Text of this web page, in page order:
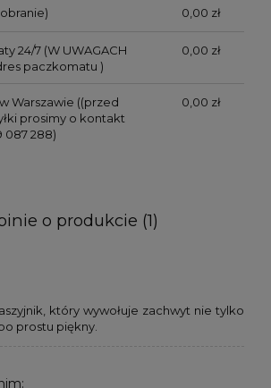
0,00 zł
24/7(W UWAGACH
paczkomatu )
0,00 zł
Warszawie ((przed
prosimy o kontakt
087 288)
0,00 zł
o produkcie (1)
który wywołuje zachwyt nie tylko
prostu piękny.